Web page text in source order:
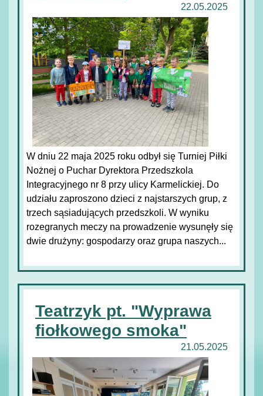
22.05.2025
W dniu 22 maja 2025 roku odbył się Turniej Piłki
Nożnej o Puchar Dyrektora Przedszkola
Integracyjnego nr 8 przy ulicy Karmelickiej. Do
udziału zaproszono dzieci z najstarszych grup, z
trzech sąsiadujących przedszkoli. W wyniku
rozegranych meczy na prowadzenie wysunęły się
dwie drużyny: gospodarzy oraz grupa naszych...
Teatrzyk pt. "Wyprawa
fiołkowego smoka"
21.05.2025